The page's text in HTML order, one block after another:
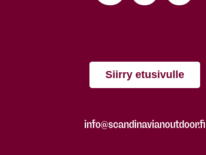
Siirry etusivulle
info@scandinavianoutdoor.fi